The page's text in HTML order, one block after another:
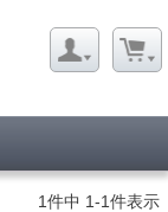
1件中 1-1件表示